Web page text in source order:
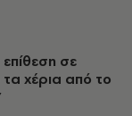
σε
χέρια από το